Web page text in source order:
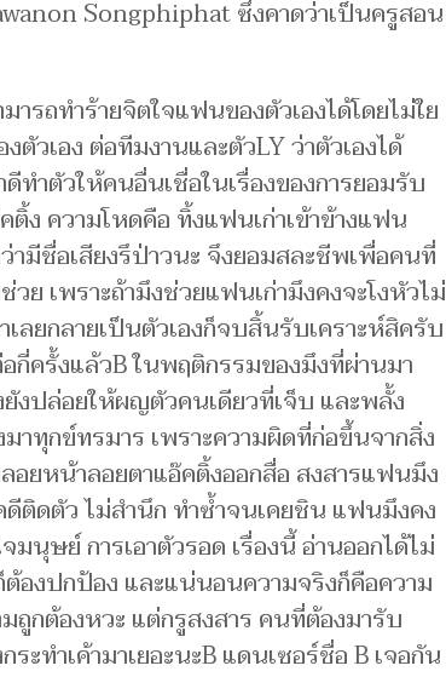
Songphiphat ซึ่งคาดว่าเป็นครูสอน
รถทำร้ายจิตใจแฟนของตัวเองได้โดยไม่ใย
วเอง ต่อทีมงานและตัวLY ว่าตัวเองได้
ำตัวให้คนอื่นเชื่อในเรื่องของการยอมรับ
ง ความโหดคือ ทิ้งแฟนเก่าเข้าข้างแฟน
มีชื่อเสียงรึป่าวนะ จึงยอมสละชีพเพื่อคนที่
ย เพราะถ้ามึงช่วยแฟนเก่ามึงคงจะโงหัวไม่
ลยกลายเป็นตัวเองก็จบสิ้นรับเคราะห์สิครับ
ครั้งแล้วB ในพฤติกรรมของมึงที่ผ่านมา
งปล่อยให้ผญตัวคนเดียวที่เจ็บ และพลั้ง
าทุกข์ทรมาร เพราะความผิดที่ก่อขึ้นจากสิ่ง
อยหน้าลอยตาแอ๊คติ้งออกสื่อ สงสารแฟนมึง
ดีติดตัว ไม่สำนึก ทำซ้ำจนเคยชิน แฟนมึงคง
นุษย์ การเอาตัวรอด เรื่องนี้ อ่านออกได้ไม่
ต้องปกป้อง และแน่นอนความจริงก็คือความ
มถูกต้องหวะ แต่กรูสงสาร คนที่ต้องมารับ
ะทำเค้ามาเยอะนะB แดนเซอร์ชื่อ B เจอกัน